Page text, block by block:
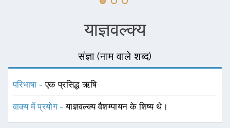
याज्ञवल्क्य
संज्ञा (नाम वाले शब्द)
परिभाषा -एक प्रसिद्ध ऋषि
वाक्य में प्रयोग -याज्ञवल्क्य वैशम्पायन के शिष्य थे।